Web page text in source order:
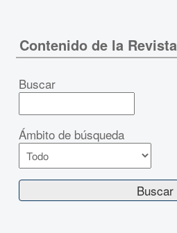
Contenido de la Revista
Buscar
Ámbito de búsqueda